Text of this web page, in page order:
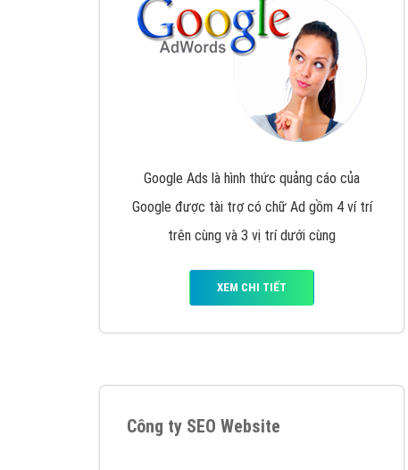
Google Ads là hình thức quảng cáo của
Google được tài trợ có chữ Ad gồm 4 ví trí
trên cùng và 3 vị trí dưới cùng
XEM CHI TIẾT
Công ty SEO Website